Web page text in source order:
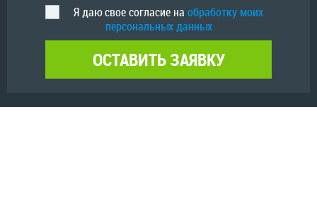
Я даю свое согласие на обработку моих
персональных данных
ОСТАВИТЬ ЗАЯВКУ